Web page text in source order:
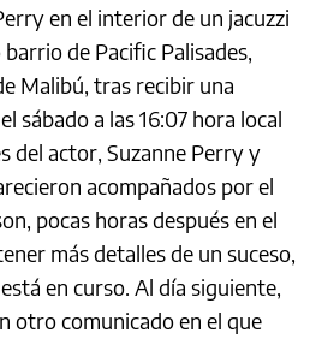
en el interior de un jacuzzi
de Pacific Palisades,
Malibú, tras recibir una
sábado a las 16:07 hora local
del actor, Suzanne Perry y
acompañados por el
pocas horas después en el
más detalles de un suceso,
en curso. Al día siguiente,
otro comunicado en el que